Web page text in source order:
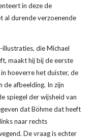
in deze de
al durende verzoenende
die Michael
maakt hij bij de eerste
hoeverre het duister, de
de afbeelding. In zijn
spiegel der wijsheid van
dat Böhme dat heeft
naar rechts
De vraag is echter